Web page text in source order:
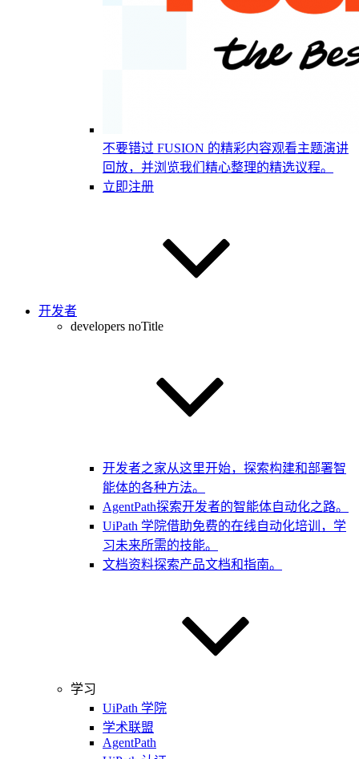
不要错过 FUSION 的精彩内容观看主题演讲
回放，并浏览我们精心整理的精选议程。
立即注册
开发者
developers noTitle
开发者之家从这里开始，探索构建和部署智
能体的各种方法。
AgentPath探索开发者的智能体自动化之路。
UiPath 学院借助免费的在线自动化培训，学
习未来所需的技能。
文档资料探索产品文档和指南。
学习
UiPath 学院
学术联盟
AgentPath